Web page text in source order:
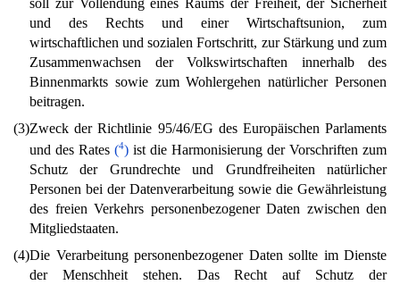
soll zur Vollendung eines Raums der Freiheit, der Sicherheit
und des Rechts und einer Wirtschaftsunion, zum
wirtschaftlichen und sozialen Fortschritt, zur Stärkung und zum
Zusammenwachsen der Volkswirtschaften innerhalb des
Binnenmarkts sowie zum Wohlergehen natürlicher Personen
beitragen.
(3)Zweck der Richtlinie 95/46/EG des Europäischen Parlaments
und des Rates (4) ist die Harmonisierung der Vorschriften zum
Schutz der Grundrechte und Grundfreiheiten natürlicher
Personen bei der Datenverarbeitung sowie die Gewährleistung
des freien Verkehrs personenbezogener Daten zwischen den
Mitgliedstaaten.
(4)Die Verarbeitung personenbezogener Daten sollte im Dienste
der Menschheit stehen. Das Recht auf Schutz der